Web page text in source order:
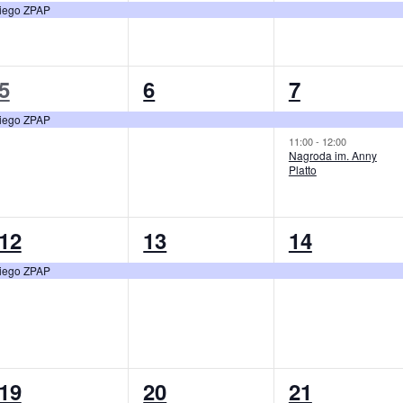
ZPAP
ZPAP
1
wydarzenie,
6
2
7
11:00- 12:00
Nagroda im. Anny
Platto
ZPAP
1
12
1
wydarzenie,
13
1
14
1
19
1
20
1
21